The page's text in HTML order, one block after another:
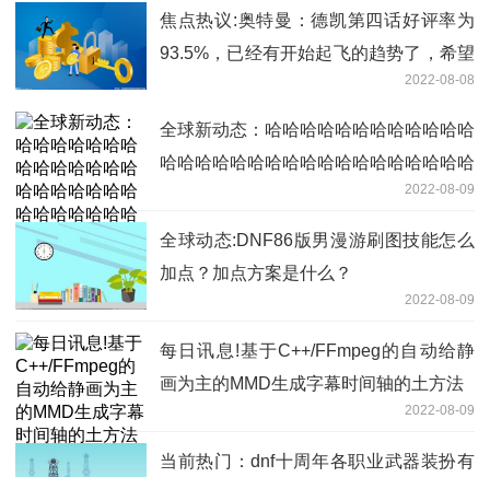
焦点热议:奥特曼：德凯第四话好评率为
93.5%，已经有开始起飞的趋势了，希望
2022-08-08
全球新动态：哈哈哈哈哈哈哈哈哈哈哈哈
哈哈哈哈哈哈哈哈哈哈哈哈哈哈哈哈哈哈
2022-08-09
全球动态:DNF86版男漫游刷图技能怎么
加点？加点方案是什么？
2022-08-09
每日讯息!基于C++/FFmpeg的自动给静
画为主的MMD生成字幕时间轴的土方法
2022-08-09
当前热门：dnf十周年各职业武器装扮有